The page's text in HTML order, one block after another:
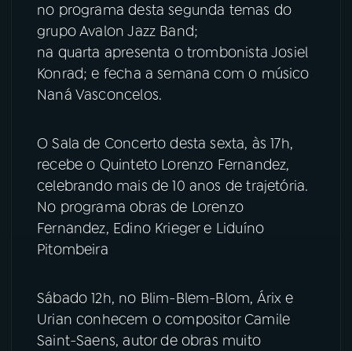
08PRÊMIO RÁDIO MEC
ACOMPANHE A RÁDIO MEC
YouTube
Instagram X
TikTok
no programa desta segunda temas do
grupo Avalon Jazz Band;
na quarta apresenta o trombonista Josiel
Konrad; e fecha a semana com o músico
Naná Vasconcelos.
O Sala de Concerto desta sexta, às 17h,
recebe o Quinteto Lorenzo Fernandez,
celebrando mais de 10 anos de trajetória.
No programa obras de Lorenzo
Fernandez, Edino Krieger e Liduíno
Pitombeira
Sábado 12h, no Blim-Blem-Blom, Árix e
Urian conhecem o compositor Camile
Saint-Saens, autor de obras muito